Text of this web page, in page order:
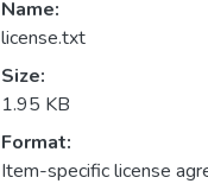
Name:
license.txt
Size:
1.95 KB
Format:
Item-specific license